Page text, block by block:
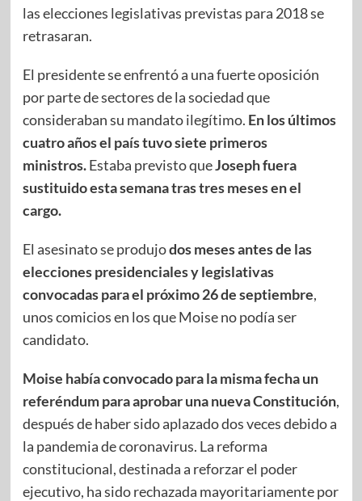
las elecciones legislativas previstas para 2018 se
retrasaran.
El presidente se enfrentó a una fuerte oposición
por parte de sectores de la sociedad que
consideraban su mandato ilegítimo. En los últimos
cuatro años el país tuvo siete primeros
ministros.Estaba previsto queJoseph fuera
sustituido esta semana tras tres meses en el
cargo.
El asesinato se produjodos meses antes de las
elecciones presidenciales y legislativas
convocadas para el próximo 26 de septiembre,
unos comicios en los que Moise no podía ser
candidato.
Moise había convocado para la misma fecha un
referéndum para aprobar una nueva Constitución,
después de haber sido aplazado dos veces debido a
la pandemia de coronavirus. La reforma
constitucional, destinada a reforzar el poder
ejecutivo, ha sido rechazada mayoritariamente por